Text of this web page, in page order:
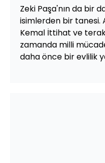
Zeki Paşa'nın da bir
isimlerden bir tanesi.
Kemal İttihat ve
zamanda milli
daha önce bir evlilik